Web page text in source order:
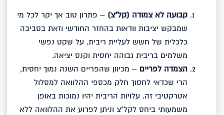
קבועה לא צמודה (קל"צ) – פתרון טוב אך יקר לכל מי
שמבקש יציבות וודאות בהחזר החודשי וזאת בסביבה
כלכלית של חשש לעליית ריבית. על שקט נפשי
משלמים בריבית גבוהה יחסית וקנס יציאה.
הצמדה לפריים – מכיוון שהפריים השנה נמוך יחסית,
הרי שכדאי לחסוך חלק מכספי ההלוואה למסלול
אטרקטיבי זה. עלויות הריבית יהיו נמוכות באופן
משמעותי ביחס לקל"צ וניתן לפרוע את ההלוואה ללא